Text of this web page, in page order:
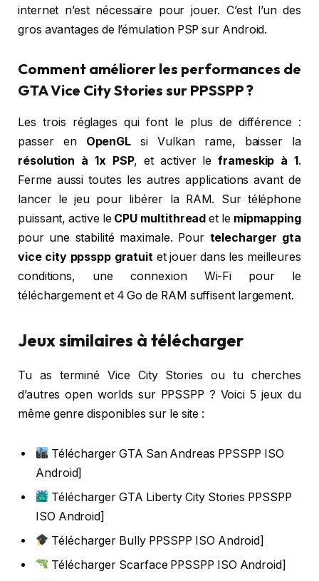
internet n’est nécessaire pour jouer. C’est l’un des
gros avantages de l’émulation PSP sur Android.
Comment améliorer les performances de
GTA Vice City Stories sur PPSSPP ?
Les trois réglages qui font le plus de différence :
passer en OpenGL si Vulkan rame, baisser la
résolution à 1x PSP, et activer leframeskip à 1.
Ferme aussi toutes les autres applications avant de
lancer le jeu pour libérer la RAM. Sur téléphone
puissant, active le CPU multithread et le mipmapping
pour une stabilité maximale. Pour telecharger gta
vice city ppsspp gratuit et jouer dans les meilleures
conditions, une connexion Wi-Fi pour le
téléchargement et 4 Go de RAM suffisent largement.
Jeux similaires à télécharger
Tu as terminé Vice City Stories ou tu cherches
d’autres open worlds sur PPSSPP ? Voici 5 jeux du
même genre disponibles sur le site :
Télécharger GTA San Andreas PPSSPP ISO
Android]
Télécharger GTA Liberty City Stories PPSSPP
ISO Android]
Télécharger Bully PPSSPP ISO Android]
Télécharger Scarface PPSSPP ISO Android]